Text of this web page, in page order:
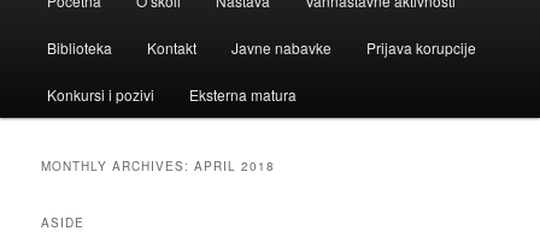
Biblioteka Kontakt Javne nabavke Prijava korupcije
Konkursi i pozivi Eksterna matura
MONTHLY ARCHIVES:APRIL 2018
ASIDE